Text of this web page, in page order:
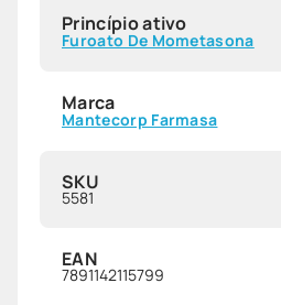
Princípio ativo
Furoato De Mometasona
Marca
Mantecorp Farmasa
SKU
5581
EAN
7891142115799